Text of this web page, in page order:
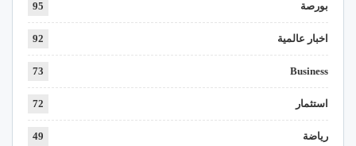
بورصة 95
اخبار عالمية 92
Business
73
استثمار 72
رياضة 49